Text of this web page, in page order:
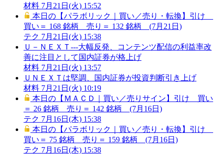
材料 7月21日(火) 15:52
本日の【パラボリック｜買い／売り・転換】引け
買い＝ 168 銘柄 売り＝ 132 銘柄 (7月21日)
テク 7月21日(火) 15:38
Ｕ－ＮＥＸＴ---大幅反発、コンテンツ配信の利益率改
善に注目として国内証券が格上げ
材料 7月21日(火) 13:57
ＵＮＥＸＴは堅調、国内証券が投資判断引き上げ
材料 7月21日(火) 10:19
本日の【ＭＡＣＤ｜買い／売りサイン】引け 買い
＝ 26 銘柄 売り＝ 142 銘柄 (7月16日)
テク 7月16日(木) 15:38
本日の【パラボリック｜買い／売り・転換】引け
買い＝ 75 銘柄 売り＝ 159 銘柄 (7月16日)
テク 7月16日(木) 15:38